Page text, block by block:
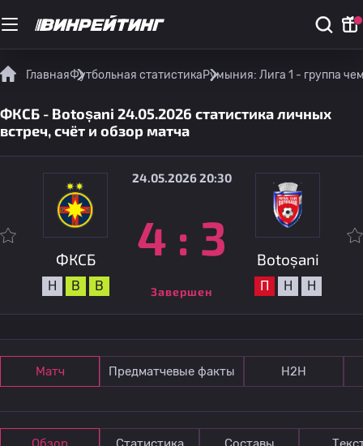
ГлавнаяФутбольная статистикаРумыния: Лига 1 - группа
ФКСБ - Botoșani 24.05.2026 статистика личных
встреч, счёт и обзор матча
ФКСБ
Н В В
24.05.2026 20:30
4 : 3
Завершен
Botoșani
П Н Н
Матч Предматчевые факты Н2Н